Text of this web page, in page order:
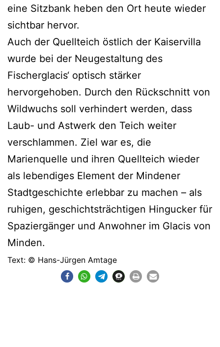
eine Sitzbank heben den Ort heute wieder
sichtbar hervor.
Auch der Quellteich östlich der Kaiservilla
wurde bei der Neugestaltung des
Fischerglacis‘ optisch stärker
hervorgehoben. Durch den Rückschnitt von
Wildwuchs soll verhindert werden, dass
Laub- und Astwerk den Teich weiter
verschlammen. Ziel war es, die
Marienquelle und ihren Quellteich wieder
als lebendiges Element der Mindener
Stadtgeschichte erlebbar zu machen – als
ruhigen, geschichtsträchtigen Hingucker für
Spaziergänger und Anwohner im Glacis von
Minden.
Text: © Hans-Jürgen Amtage